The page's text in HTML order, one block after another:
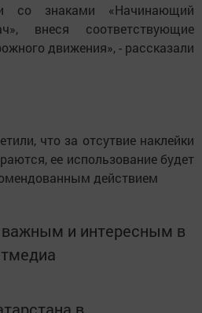
со знаками «Начинающий
внеся соответствующие
движения», - рассказали
что за отсутвие наклейки
ее использование будет
действием
и интересным в
в